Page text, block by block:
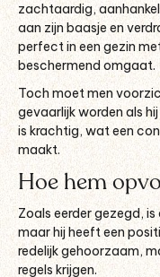
zachtaardig,
aan zijn baasje en
perfect in een gezin
beschermend omgaat.
Toch moet men
gevaarlijk worden als
is krachtig, wat een
maakt.
Hoe hem
Zoals eerder gezegd,
maar hij heeft een
redelijk gehoorzaam,
regels krijgen.